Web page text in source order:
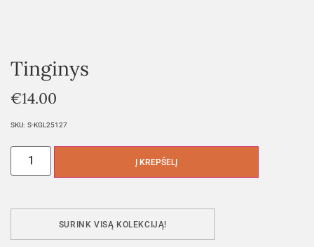
Tinginys
€14.00
SKU: S-KGL25127
Į KREPŠELĮ
SURINK VISĄ KOLEKCIJĄ!